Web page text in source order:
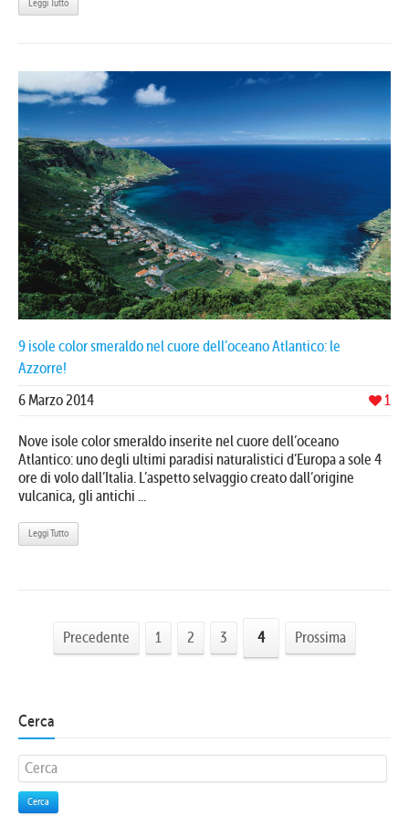
Leggi Tutto
9 isole color smeraldo nel cuore dell’oceano Atlantico: le
Azzorre!
1
6 Marzo 2014
Nove isole color smeraldo inserite nel cuore dell’oceano
Atlantico: uno degli ultimi paradisi naturalistici d’Europa a sole 4
ore di volo dall’Italia. L’aspetto selvaggio creato dall’origine
vulcanica, gli antichi ...
Leggi Tutto
Precedente 1 2 3 4 Prossima
Cerca
Cerca